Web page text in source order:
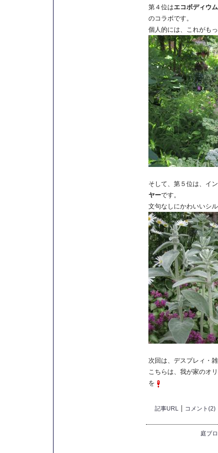
第４位はエコボディウム
のコラボです。
個人的には、これがも
そして、第５位は、イ
ヤーです。
文句なしにかわいいシ
次回は、デスプレィ・
こちらは、我が家のオ
を
記事URL コメント(2)
庭ブ